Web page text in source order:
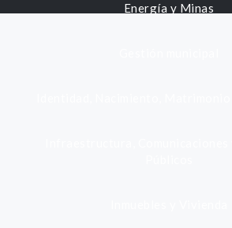
Energía y Minas